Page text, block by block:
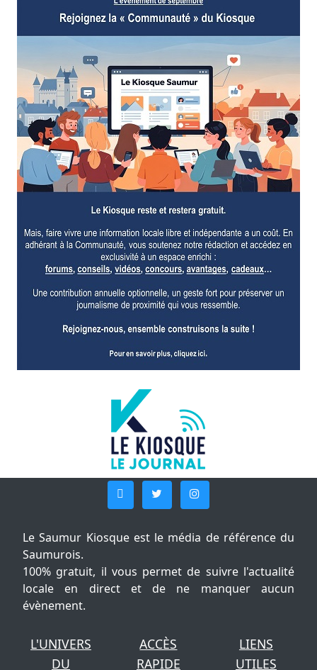
Le Saumur Kiosque est le média de référence du
Saumurois.
100% gratuit, il vous permet de suivre l'actualité
locale en direct et de ne manquer aucun
évènement.
L'UNIVERS
DU
ACCÈS
RAPIDE
LIENS
UTILES